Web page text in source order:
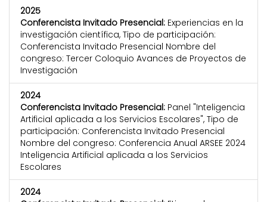
2025
Conferencista Invitado Presencial: Experiencias en la
investigación científica, Tipo de participación:
Conferencista Invitado Presencial Nombre del
congreso: Tercer Coloquio Avances de Proyectos de
Investigación
2024
Conferencista Invitado Presencial: Panel "Inteligencia
Artificial aplicada a los Servicios Escolares", Tipo de
participación: Conferencista Invitado Presencial
Nombre del congreso: Conferencia Anual ARSEE 2024
Inteligencia Artificial aplicada a los Servicios
Escolares
2024